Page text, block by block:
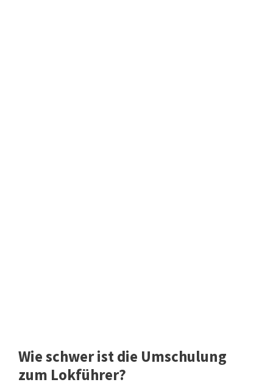
Wie schwer ist die Umschulung
zum Lokführer?